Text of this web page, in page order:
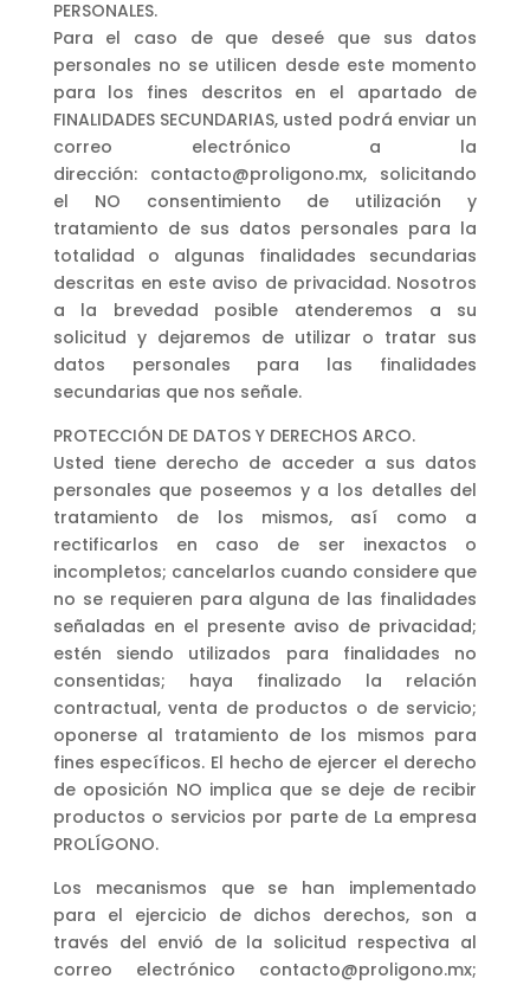
PERSONALES.
Para el caso de que deseé que sus datos
personales no se utilicen desde este momento
para los fines descritos en el apartado de
FINALIDADES SECUNDARIAS, usted podrá enviar un
correo electrónico a la
dirección: contacto@proligono.mx, solicitando
el NO consentimiento de utilización y
tratamiento de sus datos personales para la
totalidad o algunas finalidades secundarias
descritas en este aviso de privacidad. Nosotros
a la brevedad posible atenderemos a su
solicitud y dejaremos de utilizar o tratar sus
datos personales para las finalidades
secundarias que nos señale.
PROTECCIÓN DE DATOS Y DERECHOS ARCO.
Usted tiene derecho de acceder a sus datos
personales que poseemos y a los detalles del
tratamiento de los mismos, así como a
rectificarlos en caso de ser inexactos o
incompletos; cancelarlos cuando considere que
no se requieren para alguna de las finalidades
señaladas en el presente aviso de privacidad;
estén siendo utilizados para finalidades no
consentidas; haya finalizado la relación
contractual, venta de productos o de servicio;
oponerse al tratamiento de los mismos para
fines específicos. El hecho de ejercer el derecho
de oposición NO implica que se deje de recibir
productos o servicios por parte de La empresa
PROLÍGONO.
Los mecanismos que se han implementado
para el ejercicio de dichos derechos, son a
través del envió de la solicitud respectiva al
correo electrónico contacto@proligono.mx;